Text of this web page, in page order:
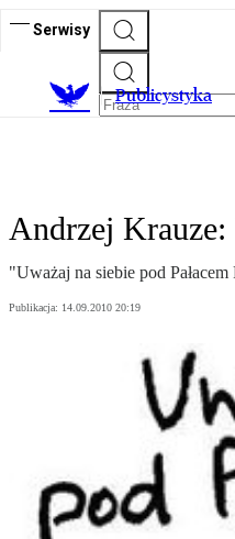
Serwisy
Publicystyka
Andrzej
"Uważaj na siebie pod
Publikacja: 14.09.2010 20:19